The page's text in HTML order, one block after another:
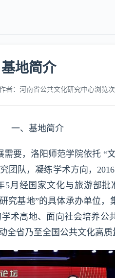
基地简介
者：河南省公共文化研究中心浏览
一、基地简介
要，洛阳师范学院依托 “
团队，凝练学术方向，
5月经国家文化与旅游部
究基地”的具体承办单位，
术高地、面向社会培养公
省乃至全国公共文化高质